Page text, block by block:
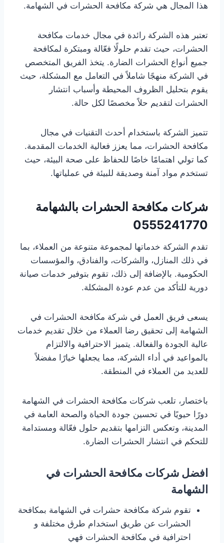
هذا المجال هي شركة مكافحة الحشرات في الشهامة.
تعتبر هذه الشركة رائدة في مجال خدمات مكافحة
الحشرات، حيث تقدم حلولًا فعّالة ومبتكرة لمكافحة
جميع أنواع الحشرات الضارة. يتخذ الفريق المتخصص
في الشركة منهجًا شاملاً في التعامل مع المشكلة، حيث
يقوم بتحليل الظروف المحيطة وأسباب انتشار
الحشرات لتقديم حلاً مخصصًا لكل حالة.
تتميز الشركة باستخدام أحدث التقنيات في مجال
مكافحة الحشرات، مما يعزز فعالية الخدمات المقدمة.
كما تولي اهتمامًا خاصًا للحفاظ على صحة البيئة، حيث
تستخدم مواد آمنة وصديقة للبيئة في عملياتها.
شركات مكافحة الحشرات بالشهامة
0555241770
تقدم الشركة خدماتها لمجموعة متنوعة من العملاء، بما
في ذلك المنازل، والشركات، والفنادق، والمؤسسات
الحكومية. بالإضافة إلى ذلك، تقوم بتوفير خدمات صيانة
دورية للتأكد من عدم عودة المشكلة.
يسعى فريق العمل في شركة مكافحة الحشرات في
الشهامة إلى تحقيق رضا العملاء من خلال تقديم خدمات
عالية الجودة والفعالة. يتميز الاحترافية والالتزام
بالمواعيد في أداء الشركة، مما يجعلها خيارًا مفضلاً
للعديد من العملاء في المنطقة.
باختصار، تلعب شركات مكافحة الحشرات في الشهامة
دورًا حيويًا في تحسين جودة الحياة والصحة العامة في
المدينة، وتعكس التزامها بتقديم حلول فعّالة ومستدامة
للتحكم في انتشار الحشرات الضارة.
افضل شركات مكافحة الحشرات في
الشهامة
تقوم شركة مكافحة حشرات في الشهامة بمكافحة
الحشرات عن طريق استخدام طرق مختلفة و
احترافية في مكافحة الحشرات فهي